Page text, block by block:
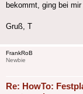
bekommt, ging bei
Gruß, T
FrankRoB
Newbie
Re: HowTo: